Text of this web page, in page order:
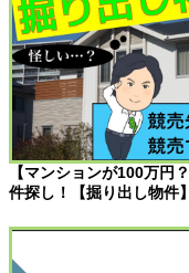
【マンションが100万円
件探し！【掘り出し物件】